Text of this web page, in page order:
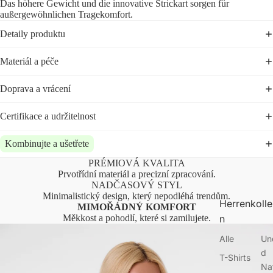
n
Alle
T-Shirts
d
Das höhere Gewicht und die innovative Strickart sorgen für
außergewöhnlichen Tragekomfort.
Detaily produktu
Materiál a péče
Doprava a vrácení
Certifikace a udržitelnost
Kombinujte a ušetřete
PRÉMIOVÁ KVALITA
Prvotřídní materiál a precizní zpracování.
NADČASOVÝ STYL
Minimalistický design, který nepodléhá trendům.
MIMOŘÁDNÝ KOMFORT
Měkkost a pohodlí, které si zamilujete.